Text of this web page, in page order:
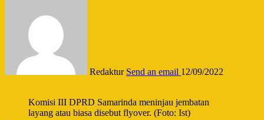
Redaktur Send an email 12/09/2022
Komisi III DPRD Samarinda meninjau jembatan
layang atau biasa disebut flyover. (Foto: Ist)